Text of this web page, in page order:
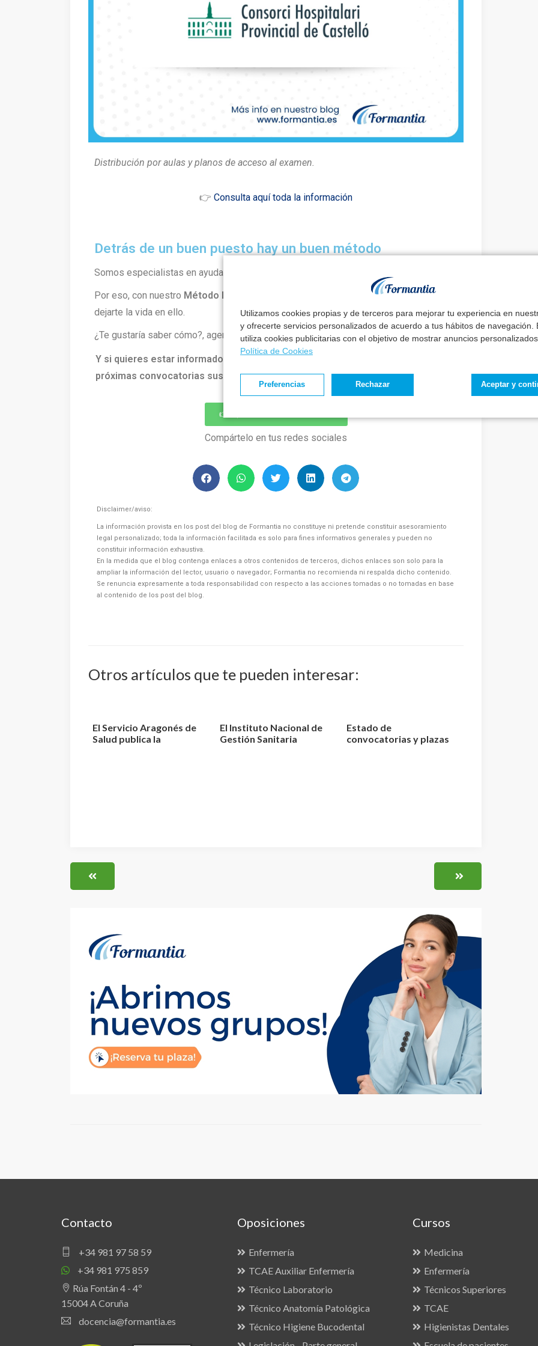
Utilizamos cookies propias y de terceros para mejorar tu experiencia en
y ofrecerte servicios personalizados de acuerdo a tus hábitos de navegación.
utiliza cookies publicitarias con el objetivo de mostrar anuncios personalizados.
Política de Cookies
Aceptar y
Rechazar
Preferencias
Distribución por aulas y planos de acceso al examen.
👉 Consulta aquí toda la información
Detrás de un buen puesto hay un buen método
Somos especialistas en ayudarte a conseguir tus metas
Por eso, con nuestro Método Formantia
, podrás conseguir el trabajo de tu vida sin
dejarte la vida en ello.
¿Te gustaría saber cómo?, agenda una llamada: ☎️ Agendar Llamada
Y si quieres estar informado de todo lo concerniente a este proceso y de las
próximas convocatorias suscríbete ahora a nuestra Newsletter.
👉 Quiero estar informado
Compártelo en tus redes sociales
Disclaimer/aviso:
La información provista en los post del blog de Formantia no constituye ni pretende constituir asesoramiento
legal personalizado; toda la información facilitada es solo para fines informativos generales y pueden no
constituir información exhaustiva.
En la medida que el blog contenga enlaces a otros contenidos de terceros, dichos enlaces son solo para la
ampliar la información del lector, usuario o navegador; Formantia no recomienda ni respalda dicho contenido.
Se renuncia expresamente a toda responsabilidad con respecto a las acciones tomadas o no tomadas en base
al contenido de los post del blog.
Otros artículos que te pueden interesar:
El Servicio Aragonés de
Salud publica la
El Instituto Nacional de
Gestión Sanitaria
Estado de
convocatorias y plazas
Contacto
+34 981 97 58 59
+34 981 975 859
Rúa Fontán 4 - 4º
15004 A Coruña
docencia@formantia.es
Oposiciones
Enfermería
TCAE Auxiliar Enfermería
Técnico Laboratorio
Técnico Anatomía Patológica
Técnico Higiene Bucodental
Cursos
Medicina
Enfermería
Técnicos Superiores
TCAE
Higienistas Dentales